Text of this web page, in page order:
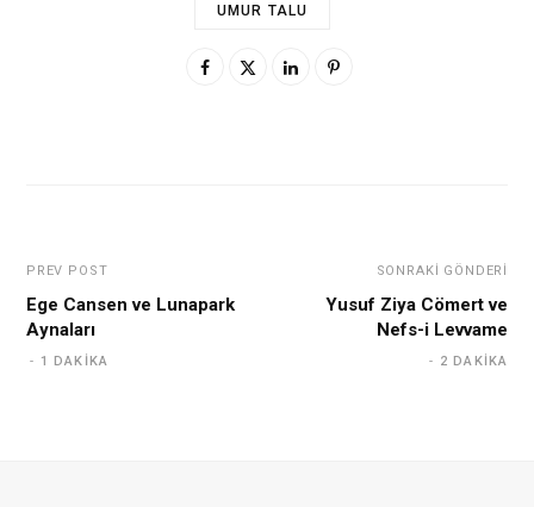
UMUR TALU
PREV POST
Ege Cansen ve Lunapark
Aynaları
1 DAKIKA
SONRAKI GÖNDERI
Yusuf Ziya Cömert ve
Nefs-i Levvame
2 DAKIKA